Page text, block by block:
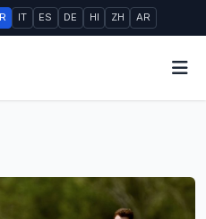
IT ES DE HI ZH AR